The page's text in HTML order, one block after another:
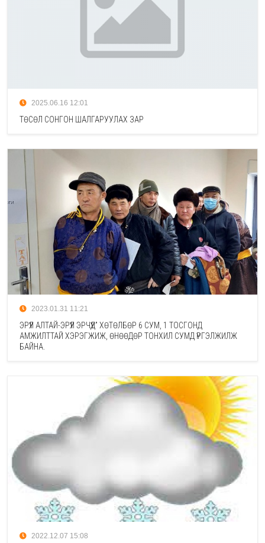
2025.06.16 12:01
ТӨСӨЛ СОНГОН ШАЛГАРУУЛАХ ЗАР
2023.01.31 11:21
ЭРҮҮЛ АЛТАЙ-ЭРҮҮЛ ЭРЧҮҮД” ХӨТӨЛБӨР 6 СУМ, 1 ТОСГОНД
АМЖИЛТТАЙ ХЭРЭГЖИЖ, ӨНӨӨДӨР ТОНХИЛ СУМД ҮРГЭЛЖИЛЖ
БАЙНА.
2022.12.07 15:08